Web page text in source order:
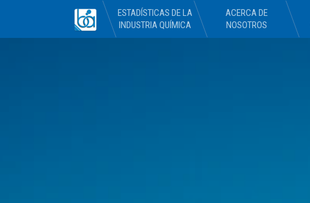
ESTADÍSTICAS DE LA
INDUSTRIA QUÍMICA
ACERCA DE
NOSOTROS